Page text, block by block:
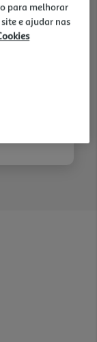
para melhorar
e ajudar nas